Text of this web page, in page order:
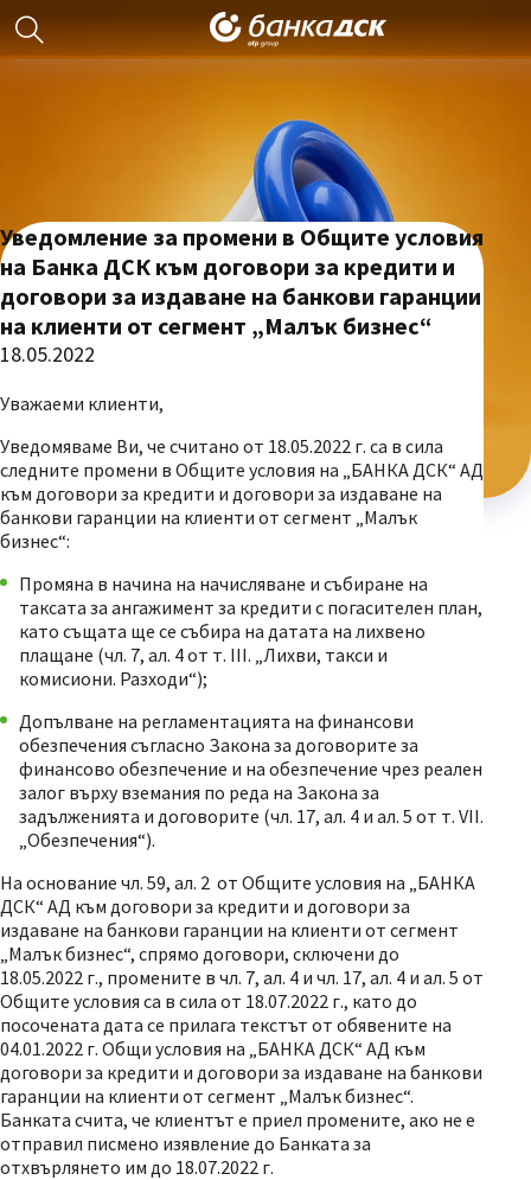
Уведомление за промени в Общите условия
на Банка ДСК към договори за кредити и
договори за издаване на банкови гаранции
на клиенти от сегмент „Малък бизнес“
18.05.2022
Уважаеми клиенти,
Уведомяваме Ви, че считано от 18.05.2022 г. са в сила
следните промени в Общите условия на „БАНКА ДСК“ АД
към договори за кредити и договори за издаване на
банкови гаранции на клиенти от сегмент „Малък
бизнес“:
Промяна в начина на начисляване и събиране на
таксата за ангажимент за кредити с погасителен план,
като същата ще се събира на датата на лихвено
плащане (чл. 7, ал. 4 от т. ІІІ. „Лихви, такси и
комисиони. Разходи“);
Допълване на регламентацията на финансови
обезпечения съгласно Закона за договорите за
финансово обезпечение и на обезпечение чрез реален
залог върху вземания по реда на Закона за
задълженията и договорите (чл. 17, ал. 4 и ал. 5 от т. VІІ.
„Обезпечения“).
На основание чл. 59, ал. 2 от Общите условия на „БАНКА
ДСК“ АД към договори за кредити и договори за
издаване на банкови гаранции на клиенти от сегмент
„Малък бизнес“, спрямо договори, сключени до
18.05.2022 г., промените в чл. 7, ал. 4 и чл. 17, ал. 4 и ал. 5 от
Общите условия са в сила от 18.07.2022 г., като до
посочената дата се прилага текстът от обявените на
04.01.2022 г. Общи условия на „БАНКА ДСК“ АД към
договори за кредити и договори за издаване на банкови
гаранции на клиенти от сегмент „Малък бизнес“.
Банката счита, че клиентът е приел промените, ако не е
отправил писмено изявление до Банката за
отхвърлянето им до 18.07.2022 г.